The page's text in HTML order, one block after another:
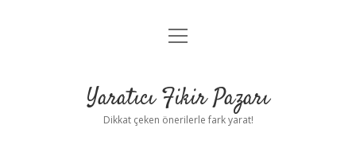
Anasayfa
Yasal Uyarı
menüyü
Yaratıcı Fikir Pazarı
Dikkat çeken önerilerle fark yarat!